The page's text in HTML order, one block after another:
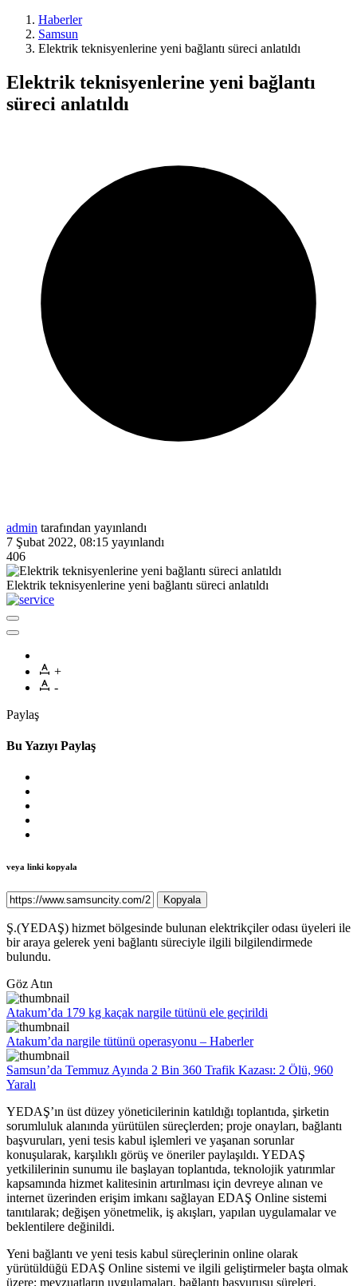
Haberler
Samsun
Elektrik teknisyenlerine yeni bağlantı süreci anlatıldı
Elektrik teknisyenlerine yeni bağlantı
süreci anlatıldı
admin tarafından yayınlandı
7 Şubat 2022, 08:15 yayınlandı
406
Elektrik teknisyenlerine yeni bağlantı süreci anlatıldı
+
-
Paylaş
Bu Yazıyı Paylaş
veya linki kopyala
Kopyala
Ş.(YEDAŞ) hizmet bölgesinde bulunan elektrikçiler odası üyeleri ile
bir araya gelerek yeni bağlantı süreciyle ilgili bilgilendirmede
bulundu.
Göz Atın
Atakum’da 179 kg kaçak nargile tütünü ele geçirildi
Atakum’da nargile tütünü operasyonu – Haberler
Samsun’da Temmuz Ayında 2 Bin 360 Trafik Kazası: 2 Ölü, 960
Yaralı
YEDAŞ’ın üst düzey yöneticilerinin katıldığı toplantıda, şirketin
sorumluluk alanında yürütülen süreçlerden; proje onayları, bağlantı
başvuruları, yeni tesis kabul işlemleri ve yaşanan sorunlar
konuşularak, karşılıklı görüş ve öneriler paylaşıldı. YEDAŞ
yetkililerinin sunumu ile başlayan toplantıda, teknolojik yatırımlar
kapsamında hizmet kalitesinin artırılması için devreye alınan ve
internet üzerinden erişim imkanı sağlayan EDAŞ Online sistemi
tanıtılarak; değişen yönetmelik, iş akışları, yapılan uygulamalar ve
beklentilere değinildi.
Yeni bağlantı ve yeni tesis kabul süreçlerinin online olarak
yürütüldüğü EDAŞ Online sistemi ve ilgili geliştirmeler başta olmak
üzere; mevzuatların uygulamaları, bağlantı başvurusu süreleri,